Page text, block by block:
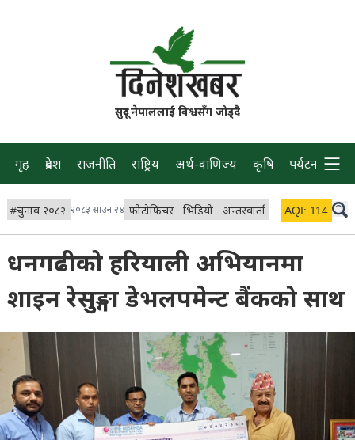
सुदूर नेपाललाई विश्वसँग जोड्दै
गृह प्रदेश राजनीति राष्ट्रिय अर्थ-वाणिज्य कृषि पर्यटन प्रवास
#चुनाव २०८२ २०८३ साउन २४ फोटोफिचर भिडियो अन्तरवार्ता विचार/ब्लग
AQI: 114
धनगढीको हरियाली अभियानमा
शाइन रेसुङ्गा डेभलपमेन्ट बैंकको साथ